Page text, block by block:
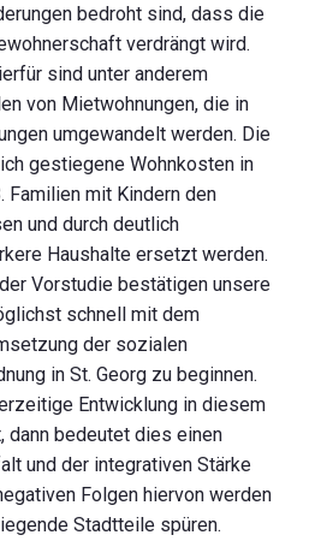
bedroht sind, dass die
verdrängt wird.
sind unter anderem
von Mietwohnungen, die in
umgewandelt werden. Die
gestiegene Wohnkosten in
Familien mit Kindern den
und durch deutlich
Haushalte ersetzt werden.
Vorstudie bestätigen unsere
schnell mit dem
der sozialen
in St. Georg zu beginnen.
Entwicklung in diesem
dann bedeutet dies einen
und der integrativen Stärke
Folgen hiervon werden
Stadtteile spüren.